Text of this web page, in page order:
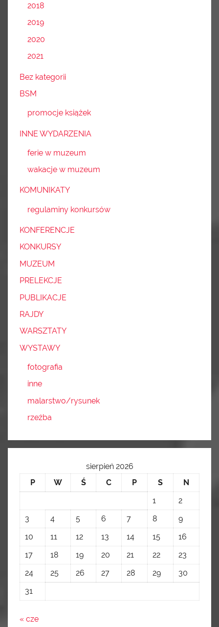
2018
2019
2020
2021
Bez kategorii
BSM
promocje książek
INNE WYDARZENIA
ferie w muzeum
wakacje w muzeum
KOMUNIKATY
regulaminy konkursów
KONFERENCJE
KONKURSY
MUZEUM
PRELEKCJE
PUBLIKACJE
RAJDY
WARSZTATY
WYSTAWY
fotografia
inne
malarstwo/rysunek
rzeźba
sierpień 2026
P
W Ś C P S
N
1
2
3
4 5 6 7 8
9
10
11 12 13 14 15
16
17
18 19 20 21 22
23
24
25 26 27 28 29
30
31
« cze